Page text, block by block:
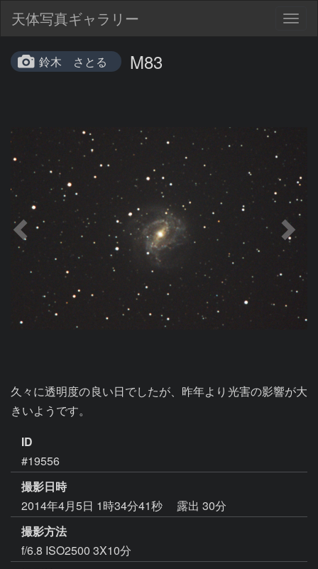
天体写真ギャラリー
鈴木 さとる M83
久々に透明度の良い日でしたが、昨年より光害の影響が大
きいようです。
ID
#19556
撮影日時
2014年4月5日 1時34分41秒
露出 30分
撮影方法
f/6.8 ISO2500 3X10分